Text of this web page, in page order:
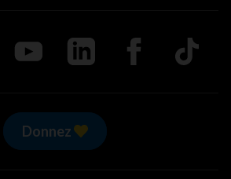
Bluesky
nous sur Instagram
Suivez nous sur Youtube
Suivez nous sur LinkedIn
Suivez nous sur
TikTok
Donnez